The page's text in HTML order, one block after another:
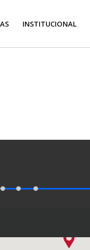
INSTITUCIONAL